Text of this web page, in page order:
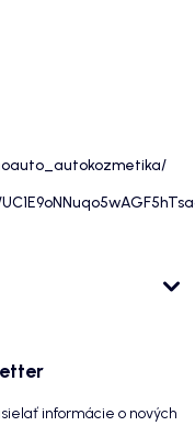
informácie o nových